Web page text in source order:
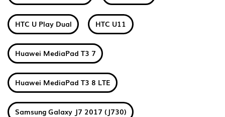
HTC U Play Dual HTC U11
Huawei MediaPad T3 7
Huawei MediaPad T3 8 LTE
Samsung Galaxy J7 2017 (J730)